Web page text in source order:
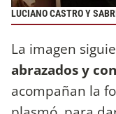
LUCIANO CASTRO Y
La imagen
abrazados y
acompañan la